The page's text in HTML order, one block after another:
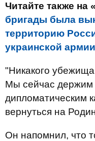
Читайте также на
бригады была
территорию
украинской армии
"Никакого
Мы сейчас держим
дипломатическим
вернуться на
Он напомнил, что